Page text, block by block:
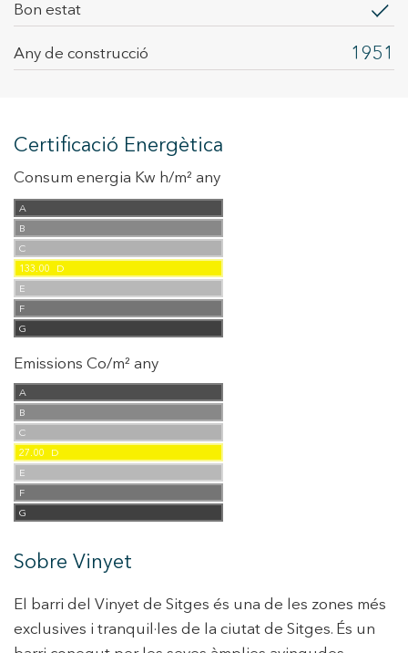
Bon estat
Any de construcció 1951
Certificació Energètica
Consum energia Kw h/m² any
A
B
C
133.00
D
E
F
G
Emissions Co/m² any
A
B
C
27.00
D
E
F
G
Sobre Vinyet
El barri del Vinyet de Sitges és una de les zones més
exclusives i tranquil·les de la ciutat de Sitges. És un